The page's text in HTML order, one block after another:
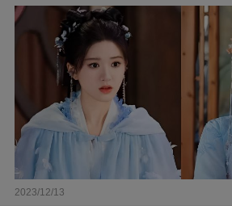
2023/12/13